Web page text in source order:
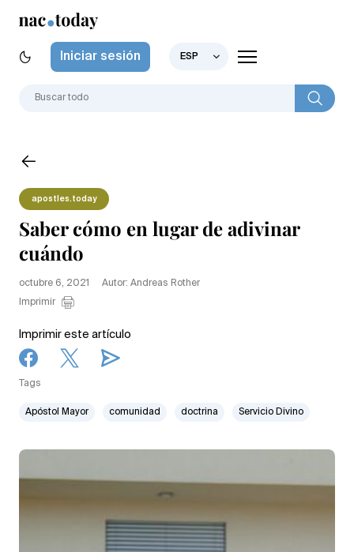
Iniciar sesión ESP
apostles.today
Saber cómo en lugar de adivinar
cuándo
octubre 6, 2021
Autor: Andreas Rother
Imprimir
Imprimir este artículo
Tags
Apóstol Mayor comunidad doctrina Servicio Divino